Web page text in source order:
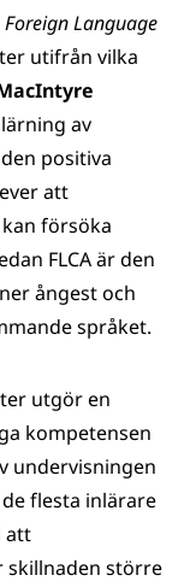
Foreign Language
utifrån vilka
av
positiva
att
försöka
FLCA är den
ångest och
språket.
utgör en
kompetensen
undervisningen
flesta inlärare
att
större